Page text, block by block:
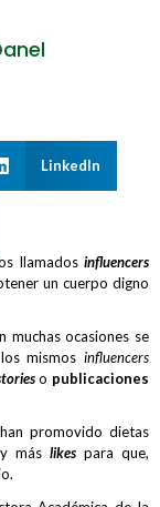
LinkedIn
llamadosinfluencers
un cuerpo digno
muchas ocasiones se
mismosinfluencers
o publicaciones
promovido dietas
más likespara que,